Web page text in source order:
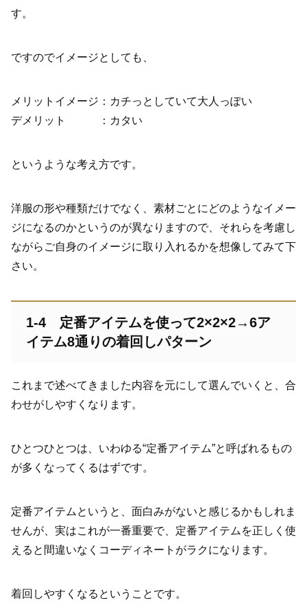
す。
ですのでイメージとしても、
メリットイメージ：カチっとしていて大人っぽい
デメリット ：カタい
というような考え方です。
洋服の形や種類だけでなく、素材ごとにどのようなイメー
ジになるのかというのが異なりますので、それらを考慮し
ながらご自身のイメージに取り入れるかを想像してみて下
さい。
1-4 定番アイテムを使って2×2×2→6ア
イテム8通りの着回しパターン
これまで述べてきました内容を元にして選んでいくと、合
わせがしやすくなります。
ひとつひとつは、いわゆる“定番アイテム”と呼ばれるもの
が多くなってくるはずです。
定番アイテムというと、面白みがないと感じるかもしれま
せんが、実はこれが一番重要で、定番アイテムを正しく使
えると間違いなくコーディネートがラクになります。
着回しやすくなるということです。